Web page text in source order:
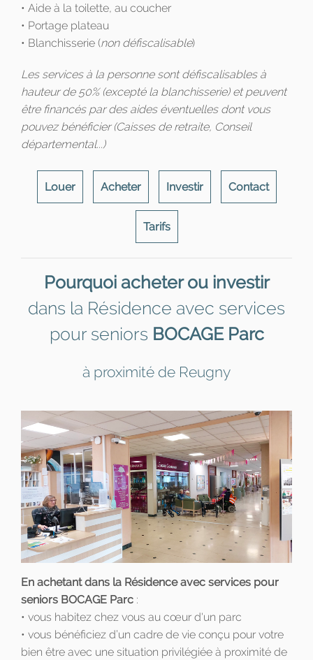
• Aide à la toilette, au coucher
• Portage plateau
• Blanchisserie (non défiscalisable)
Les services à la personne sont défiscalisables à
hauteur de 50% (excepté la blanchisserie) et peuvent
être financés par des aides éventuelles dont vous
pouvez bénéficier (Caisses de retraite, Conseil
départemental...)
Louer Acheter Investir Contact
Tarifs
Pourquoi acheter ou investir
dans la Résidence avec services
pour seniors BOCAGE Parc
à proximité de Reugny
En achetant dans la Résidence avec services pour
seniors BOCAGE Parc :
• vous habitez chez vous au cœur d'un parc
• vous bénéficiez d’un cadre de vie conçu pour votre
bien être avec une situation privilégiée à proximité de